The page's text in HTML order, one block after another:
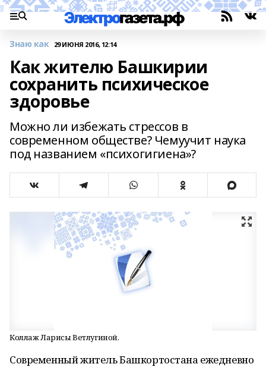
Знаю как 29 ИЮНЯ 2016, 12:14
Как жителю Башкирии
сохранить психическое
здоровье
Можно ли избежать стрессов в
современном обществе? Чемуучит наука
под названием «психогигиена»?
Коллаж Ларисы Ветлугиной.
Современный житель Башкортостана ежедневно